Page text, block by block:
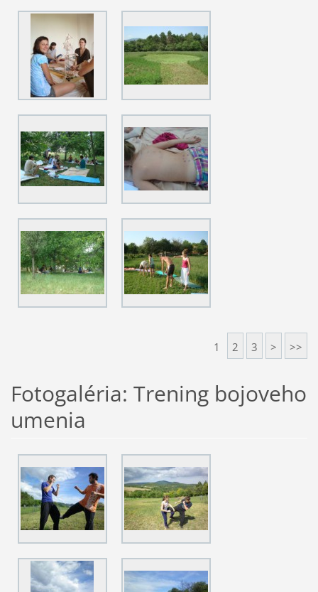
1 2 3 > >>
Fotogaléria: Trening bojoveho
umenia